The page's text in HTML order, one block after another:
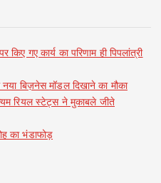
किए गए कार्य का परिणाम ही पिपलांत्री
नया बिज़नेस मॉडल दिखाने का मौका
रियल स्टेट्स ने मुकाबले जीते
का भंडाफोड़